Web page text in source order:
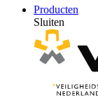
Producten
Sluiten